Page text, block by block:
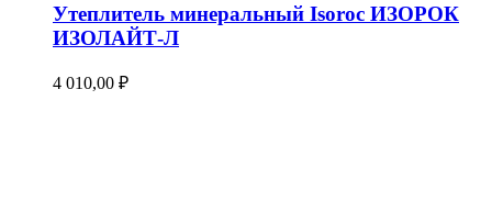
Утеплитель минеральный Isoroc ИЗОРОК
ИЗОЛАЙТ-Л
4 010,00 ₽